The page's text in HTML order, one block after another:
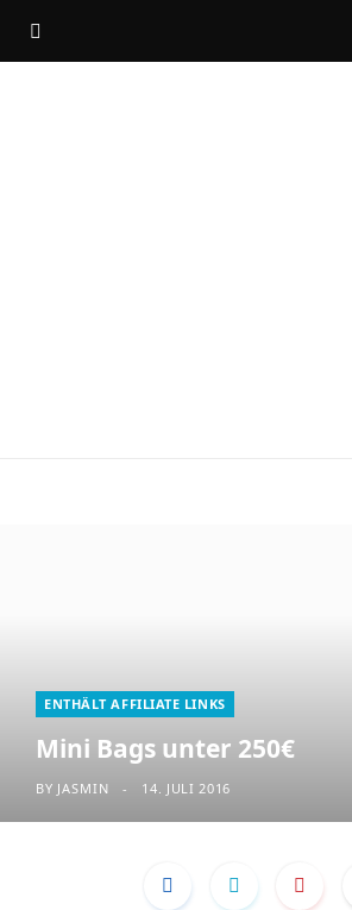
ENTHÄLT AFFILIATE LINKS
Mini Bags unter 250€
BY JASMIN 14. JULI 2016